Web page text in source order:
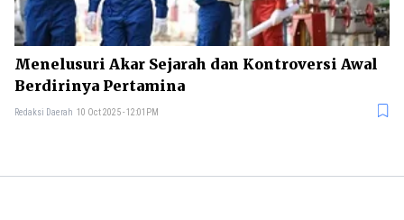
Menelusuri Akar Sejarah dan Kontroversi Awal
Berdirinya Pertamina
Redaksi Daerah 10 Oct 2025 - 12:01PM